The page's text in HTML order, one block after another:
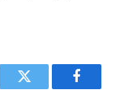
فيسبوك تويتر